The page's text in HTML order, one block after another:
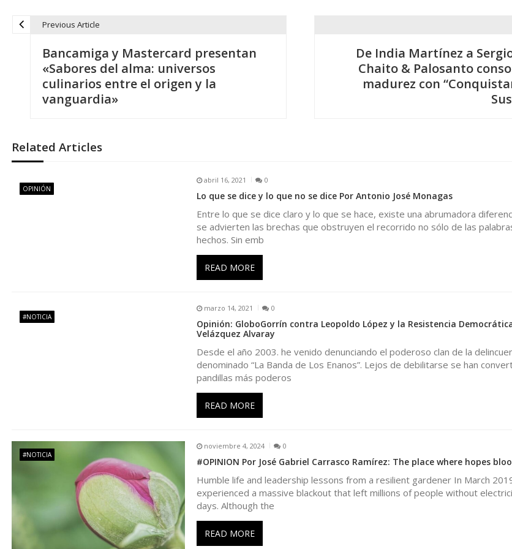
g
a
n
n
t
r
a
Previous Article
Bancamiga y Mastercard presentan
«Sabores del alma: universos
culinarios entre el origen y la
vanguardia»
De India Martínez a
Chaito & Palosanto
madurez con
Related Articles
OPINIÓN
abril 16, 2021 0
Lo que se dice y lo que no se dice Por Antonio José Monagas
Entre lo que se dice claro y lo que se hace, existe una abrumadora
se advierten las brechas que obstruyen el recorrido no sólo de las
hechos. Sin emb
READ MORE
#NOTICIA
marzo 14, 2021 0
Opinión: GloboGorrín contra Leopoldo López y la Resistencia
Velázquez Alvaray
Desde el año 2003. he venido denunciando el poderoso clan de la
denominado “La Banda de Los Enanos”. Lejos de debilitarse se han
pandillas más poderos
READ MORE
#NOTICIA
noviembre 4, 2024 0
#OPINION Por José Gabriel Carrasco Ramírez: The place where hopes
Humble life and leadership lessons from a resilient gardener In March
experienced a massive blackout that left millions of people without
days. Although the
READ MORE